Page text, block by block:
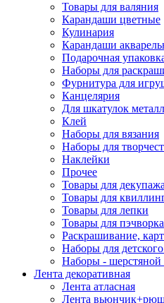
Товары для валяния
Карандаши цветные
Кулинария
Карандаши
Подарочная
Наборы для
Фурнитура для
Канцелярия
Для шкатулок
Клей
Наборы для вязания
Наборы для
Наклейки
Прочее
Товары для декупажа
Товары для
Товары для лепки
Товары для пэчворка
Раскрашивание,
Наборы для
Наборы - шерстяной
Лента декоративная
Лента атласная
Лента